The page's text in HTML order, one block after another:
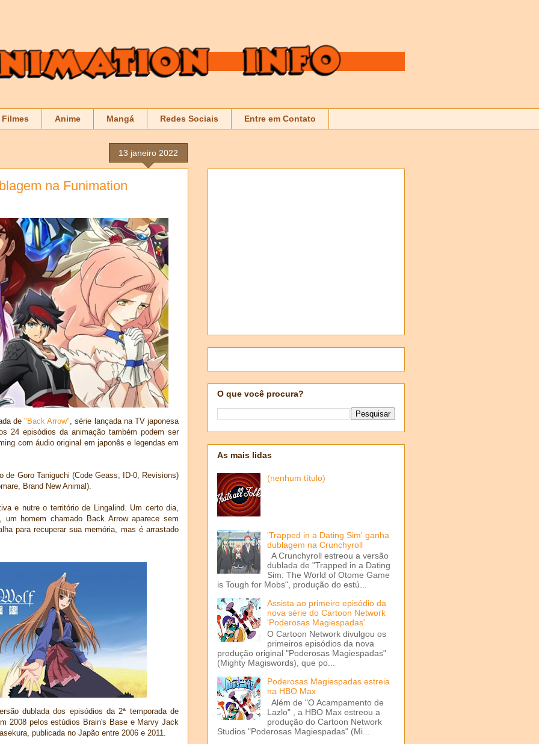
Filmes Anime Mangá Redes Sociais Entre em Contato
13 janeiro 2022
na Funimation
de"Back Arrow" , série lançada na TV japonesa
24 episódios da animação também podem ser
com áudio original em japonês e legendas em
de Goro Taniguchi (Code Geass, ID-0, Revisions)
Brand New Animal).
e nutre o território de Lingalind. Um certo dia,
homem chamado Back Arrow aparece sem
para recuperar sua memória, mas é arrastado
dublada dos episódios da 2ª temporada de
2008 pelos estúdios Brain's Base e Marvy Jack
publicada no Japão entre 2006 e 2011.
O que você procura?
As mais lidas
(nenhum título)
'Trapped in a Dating Sim' ganha
dublagem na Crunchyroll
A Crunchyroll estreou a versão
dublada de "Trapped in a Dating
Sim: The World of Otome Game
is Tough for Mobs", produção do estú...
Assista ao primeiro episódio da
nova série do Cartoon Network
'Poderosas Magiespadas'
O Cartoon Network divulgou os
primeiros episódios da nova
produção original "Poderosas Magiespadas"
(Mighty Magiswords), que po...
Poderosas Magiespadas estreia
na HBO Max
Além de "O Acampamento de
Lazlo" , a HBO Max estreou a
produção do Cartoon Network
Studios "Poderosas Magiespadas" (Mi...